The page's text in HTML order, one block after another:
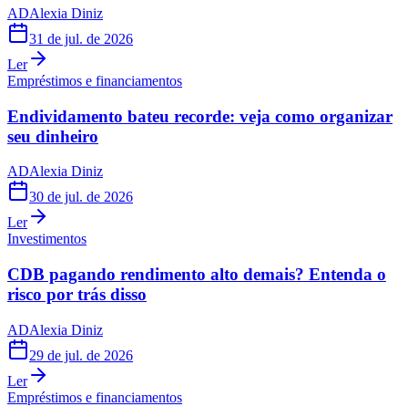
ADAlexia Diniz
31 de jul. de 2026
Ler
Empréstimos e financiamentos
Endividamento bateu recorde: veja como organizar
seu dinheiro
ADAlexia Diniz
30 de jul. de 2026
Ler
Investimentos
CDB pagando rendimento alto demais? Entenda o
risco por trás disso
ADAlexia Diniz
29 de jul. de 2026
Ler
Empréstimos e financiamentos